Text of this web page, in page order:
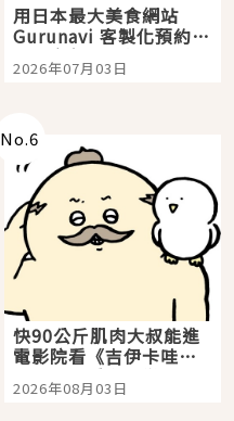
用日本最大美食網站
Gurunavi 客製化預約九
大都市餐廳，打造專屬
美食體驗！
2026年07月03日
No.6
快90公斤肌肉大叔能進
電影院看《吉伊卡哇》
嗎？日本重金屬樂團
「打首」會長與nagano
2026年08月03日